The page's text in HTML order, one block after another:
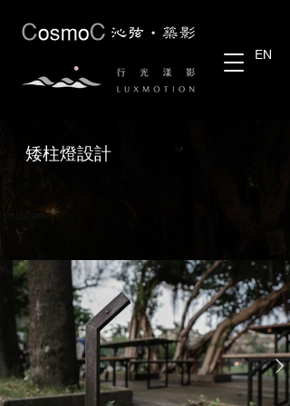
EN
矮柱燈設計